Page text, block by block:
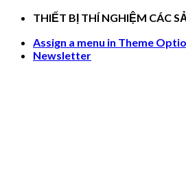
Skip
content
THIẾT BỊ THÍ NGHIỆM CÁC
Assign a menu in Theme
Newsletter